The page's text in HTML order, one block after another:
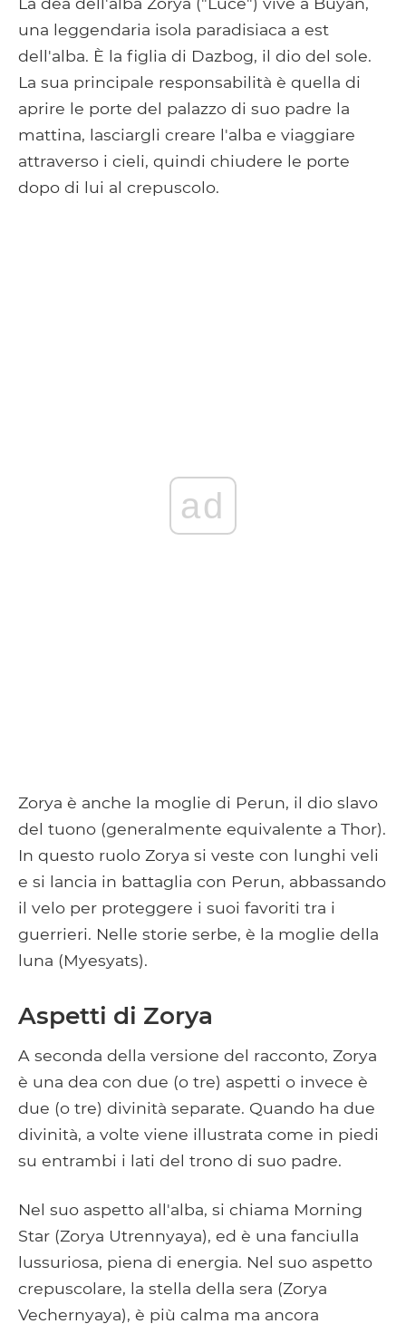
una leggendaria isola paradisiaca a est
dell'alba. È la figlia di Dazbog, il dio del sole.
La sua principale responsabilità è quella di
aprire le porte del palazzo di suo padre la
mattina, lasciargli creare l'alba e viaggiare
attraverso i cieli, quindi chiudere le porte
dopo di lui al crepuscolo.
ad
Zorya è anche la moglie di Perun, il dio slavo
del tuono (generalmente equivalente a Thor).
In questo ruolo Zorya si veste con lunghi veli
e si lancia in battaglia con Perun, abbassando
il velo per proteggere i suoi favoriti tra i
guerrieri. Nelle storie serbe, è la moglie della
luna (Myesyats).
Aspetti di Zorya
A seconda della versione del racconto, Zorya
è una dea con due (o tre) aspetti o invece è
due (o tre) divinità separate. Quando ha due
divinità, a volte viene illustrata come in piedi
su entrambi i lati del trono di suo padre.
Nel suo aspetto all'alba, si chiama Morning
Star (Zorya Utrennyaya), ed è una fanciulla
lussuriosa, piena di energia. Nel suo aspetto
crepuscolare, la stella della sera (Zorya
Vechernyaya), è più calma ma ancora